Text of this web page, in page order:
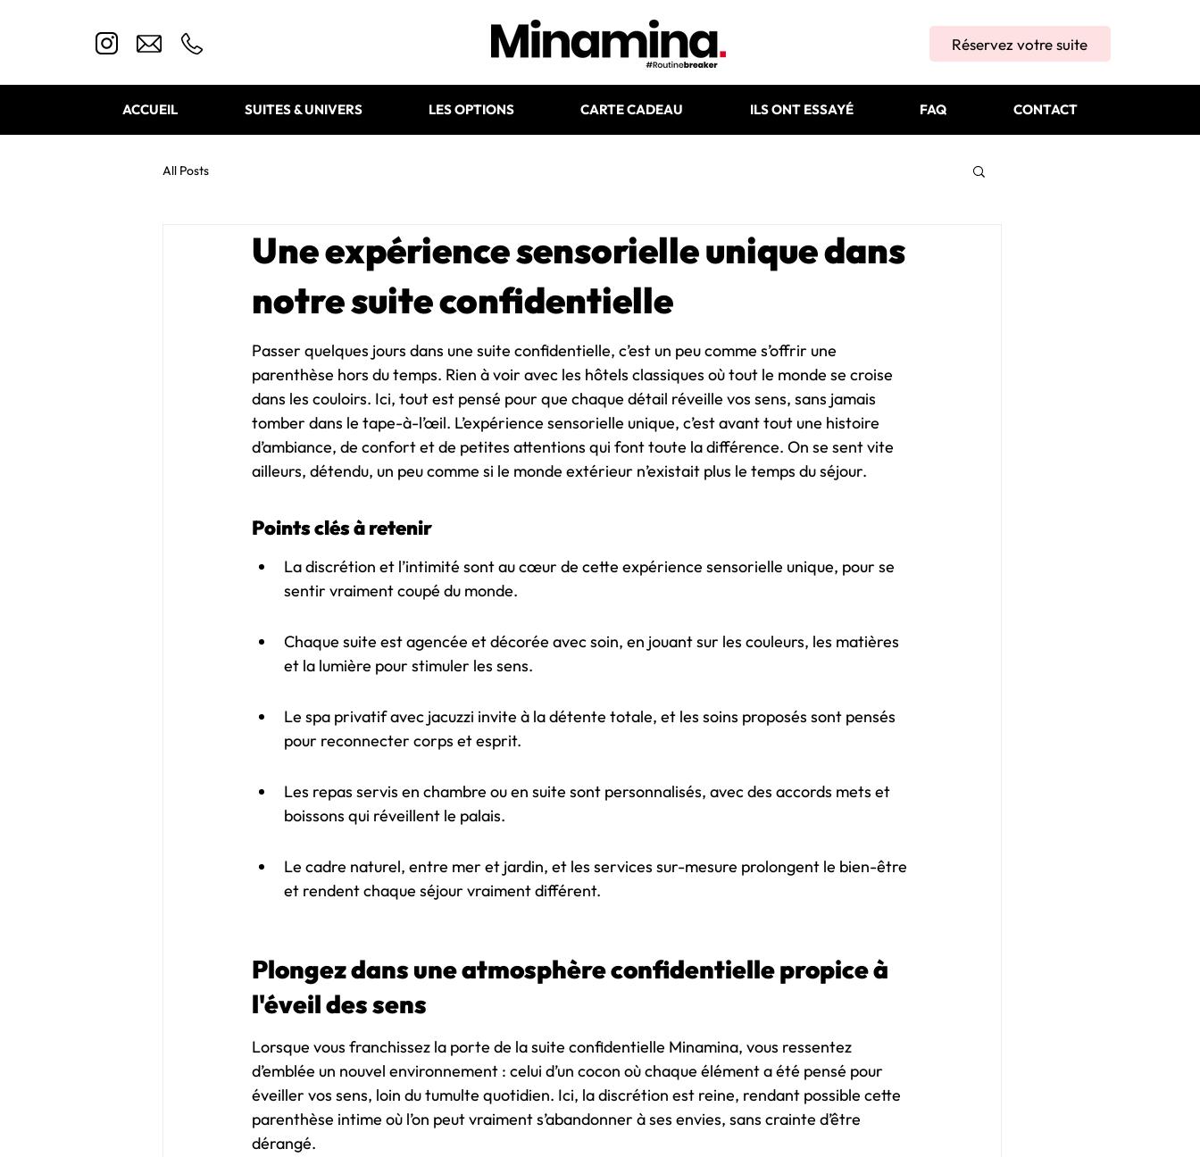
Réservez votre suite
ACCUEIL SUITES & UNIVERS LES OPTIONS CARTE CADEAU ILS ONT ESSAYÉ FAQ CONTACT
All Posts
Une expérience sensorielle unique dans
notre suite confidentielle
Passer quelques jours dans une suite confidentielle, c’est un peu comme s’offrir une
parenthèse hors du temps. Rien à voir avec les hôtels classiques où tout le monde se croise
dans les couloirs. Ici, tout est pensé pour que chaque détail réveille vos sens, sans jamais
tomber dans le tape-à-l’œil. L’expérience sensorielle unique, c’est avant tout une histoire
d’ambiance, de confort et de petites attentions qui font toute la différence. On se sent vite
ailleurs, détendu, un peu comme si le monde extérieur n’existait plus le temps du séjour.
Points clés à retenir
La discrétion et l’intimité sont au cœur de cette expérience sensorielle unique, pour se
sentir vraiment coupé du monde.
Chaque suite est agencée et décorée avec soin, en jouant sur les couleurs, les matières
et la lumière pour stimuler les sens.
Le spa privatif avec jacuzzi invite à la détente totale, et les soins proposés sont pensés
pour reconnecter corps et esprit.
Les repas servis en chambre ou en suite sont personnalisés, avec des accords mets et
boissons qui réveillent le palais.
Le cadre naturel, entre mer et jardin, et les services sur-mesure prolongent le bien-être
et rendent chaque séjour vraiment différent.
Plongez dans une atmosphère confidentielle propice à
l'éveil des sens
Lorsque vous franchissez la porte de la suite confidentielle Minamina, vous ressentez
d’emblée un nouvel environnement : celui d’un cocon où chaque élément a été pensé pour
éveiller vos sens, loin du tumulte quotidien. Ici, la discrétion est reine, rendant possible cette
parenthèse intime où l’on peut vraiment s’abandonner à ses envies, sans crainte d’être
dérangé.